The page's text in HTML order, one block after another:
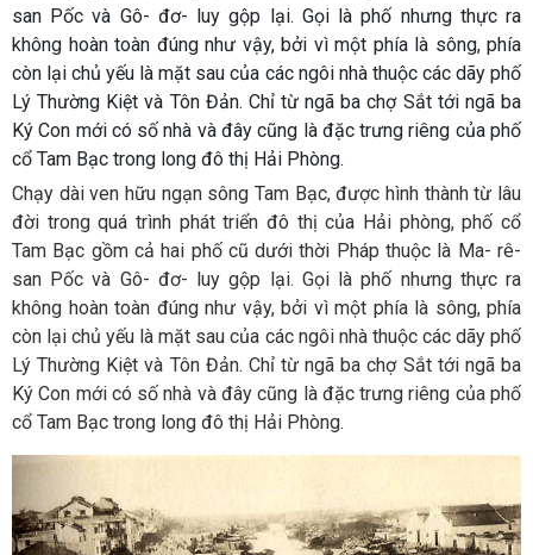
san Pốc và Gô- đơ- luy gộp lại. Gọi là phố nhưng thực ra
không hoàn toàn đúng như vậy, bởi vì một phía là sông, phía
còn lại chủ yếu là mặt sau của các ngôi nhà thuộc các dãy phố
Lý Thường Kiệt và Tôn Đản. Chỉ từ ngã ba chợ Sắt tới ngã ba
Ký Con mới có số nhà và đây cũng là đặc trưng riêng của phố
cổ Tam Bạc trong long đô thị Hải Phòng.
Chạy dài ven hữu ngạn sông Tam Bạc, được hình thành từ lâu
đời trong quá trình phát triển đô thị của Hải phòng, phố cổ
Tam Bạc gồm cả hai phố cũ dưới thời Pháp thuộc là Ma- rê-
san Pốc và Gô- đơ- luy gộp lại. Gọi là phố nhưng thực ra
không hoàn toàn đúng như vậy, bởi vì một phía là sông, phía
còn lại chủ yếu là mặt sau của các ngôi nhà thuộc các dãy phố
Lý Thường Kiệt và Tôn Đản. Chỉ từ ngã ba chợ Sắt tới ngã ba
Ký Con mới có số nhà và đây cũng là đặc trưng riêng của phố
cổ Tam Bạc trong long đô thị Hải Phòng.